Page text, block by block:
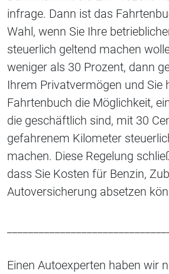
infrage. Dann ist das
Wahl, wenn Sie Ihre
steuerlich geltend machen
weniger als 30 Prozent, dann
Ihrem Privatvermögen und Sie
Fahrtenbuch die Möglichkeit,
die geschäftlich sind, mit 30
gefahrenem Kilometer
machen. Diese Regelung
dass Sie Kosten für Benzin,
Autoversicherung absetzen
Einen Autoexperten haben wir